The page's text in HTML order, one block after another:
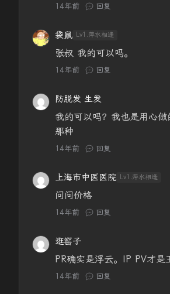
14年前 回复
袋鼠 Lv1.萍水相逢
张叔 我的可以吗。
14年前 回复
防脱发 生发
我的可以吗？我也是用心做
那种
14年前 回复
上海市中医医院 Lv1.萍水相逢
问问价格
14年前 回复
逛窑子
PR确实是浮云。IP PV才是
14年前 回复